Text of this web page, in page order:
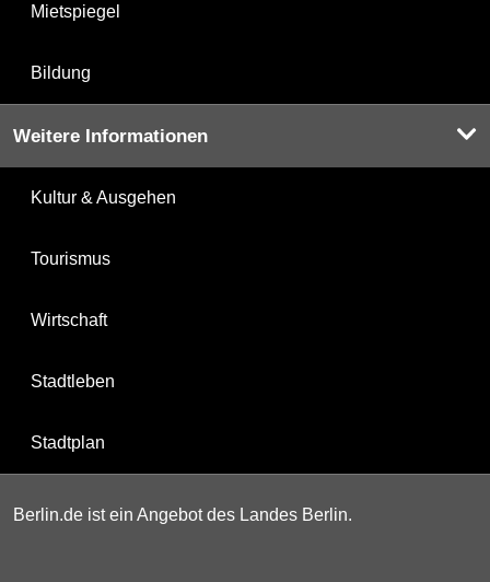
Mietspiegel
Bildung
Weitere Informationen
Kultur & Ausgehen
Tourismus
Wirtschaft
Stadtleben
Stadtplan
Berlin.de ist ein Angebot des Landes Berlin.